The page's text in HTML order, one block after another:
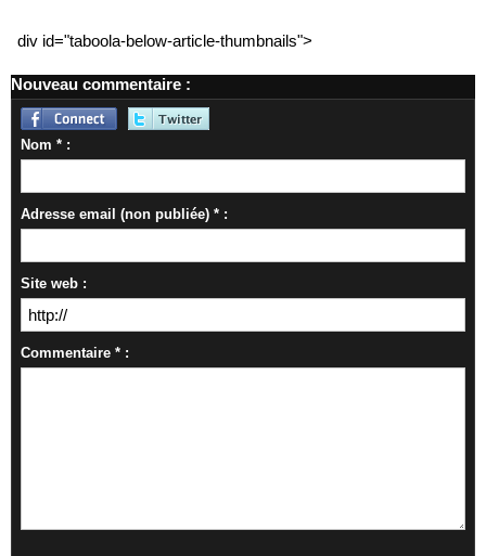
div id="taboola-below-article-thumbnails">
Nouveau commentaire :
Nom * :
Adresse email (non publiée) * :
Site web :
Commentaire * :